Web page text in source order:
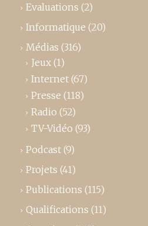
Evaluations (2)
Informatique (20)
Médias (316)
Jeux (1)
Internet (67)
Presse (118)
Radio (52)
TV-Vidéo (93)
Podcast (9)
Projets (41)
Publications (115)
Qualifications (11)